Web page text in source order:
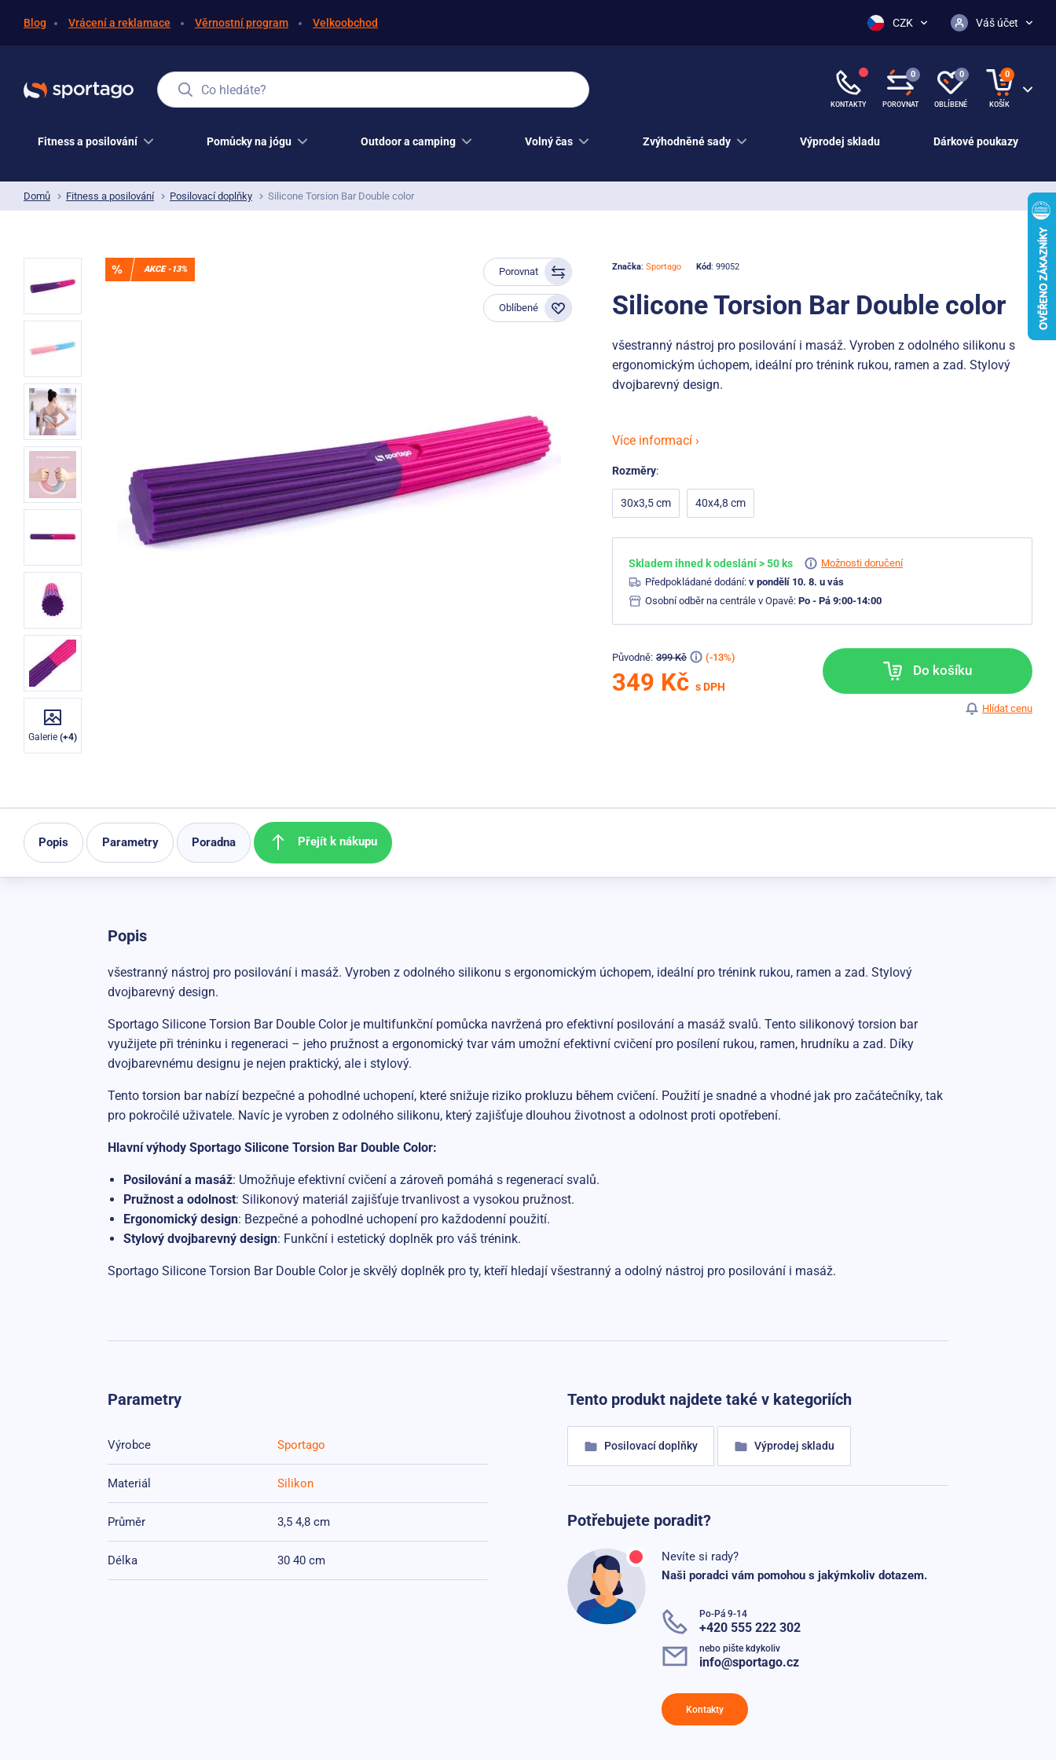
Blog Vrácení a reklamace Věrnostní program Velkoobchod CZK Váš účet
KONTAKTY
0
POROVNAT
0
OBLÍBENÉ
0
KOŠÍK
Co hledáte?
Fitness a posilování Pomůcky na jógu Outdoor a camping Volný čas Zvýhodněné sady Výprodej skladu Dárkové poukazy
Domů Fitness a posilování Posilovací doplňky Silicone Torsion Bar Double color
Značka: Sportago Kód: 99052
Silicone Torsion Bar Double color
všestranný nástroj pro posilování i masáž. Vyroben z odolného silikonu s
ergonomickým úchopem, ideální pro trénink rukou, ramen a zad. Stylový
dvojbarevný design.
Více informací ›
Rozměry:
30x3,5 cm 40x4,8 cm
Skladem ihned k odeslání > 50 ks
Možnosti doručení
Předpokládané dodání: v pondělí 10. 8. u vás
Osobní odběr na centrále v Opavě: Po - Pá 9:00-14:00
Původně: 399 Kč (-13%)
349 Kč s DPH
Do košíku
Hlídat cenu
Galerie (+4)
AKCE -13% Porovnat
Oblíbené
Popis Parametry Poradna Přejít k nákupu
Popis
všestranný nástroj pro posilování i masáž. Vyroben z odolného silikonu s ergonomickým úchopem, ideální pro trénink rukou, ramen a zad. Stylový
dvojbarevný design.
Sportago Silicone Torsion Bar Double Color je multifunkční pomůcka navržená pro efektivní posilování a masáž svalů. Tento silikonový torsion bar
využijete při tréninku i regeneraci – jeho pružnost a ergonomický tvar vám umožní efektivní cvičení pro posílení rukou, ramen, hrudníku a zad. Díky
dvojbarevnému designu je nejen praktický, ale i stylový.
Tento torsion bar nabízí bezpečné a pohodlné uchopení, které snižuje riziko prokluzu během cvičení. Použití je snadné a vhodné jak pro začátečníky, tak
pro pokročilé uživatele. Navíc je vyroben z odolného silikonu, který zajišťuje dlouhou životnost a odolnost proti opotřebení.
Hlavní výhody Sportago Silicone Torsion Bar Double Color:
Posilování a masáž: Umožňuje efektivní cvičení a zároveň pomáhá s regenerací svalů.
Pružnost a odolnost: Silikonový materiál zajišťuje trvanlivost a vysokou pružnost.
Ergonomický design: Bezpečné a pohodlné uchopení pro každodenní použití.
Stylový dvojbarevný design: Funkční i estetický doplněk pro váš trénink.
Sportago Silicone Torsion Bar Double Color je skvělý doplněk pro ty, kteří hledají všestranný a odolný nástroj pro posilování i masáž.
Parametry
Výrobce Sportago
Materiál Silikon
Průměr 3,5 4,8 cm
Délka 30 40 cm
Tento produkt najdete také v kategoriích
Posilovací doplňky Výprodej skladu
Potřebujete poradit?
Nevíte si rady?
Naši poradci vám pomohou s jakýmkoliv dotazem.
Po-Pá 9-14
+420 555 222 302
nebo pište kdykoliv
info@sportago.cz
Kontakty